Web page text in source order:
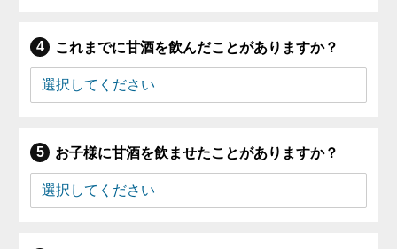
これまでに甘酒を飲んだことがありますか？
お子様に甘酒を飲ませたことがありますか？